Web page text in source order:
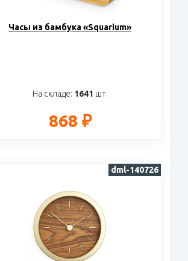
Часы из бамбука «Squarium»
На складе: 1641 шт.
868 ₽
dml-140726